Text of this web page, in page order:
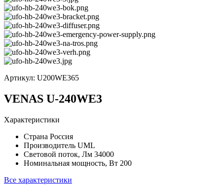
Артикул: U200WE365
VENAS U-240WE3
Характеристики
Страна Россия
Производитель UML
Световой поток, Лм 34000
Номинальная мощность, Вт 200
Все характеристики